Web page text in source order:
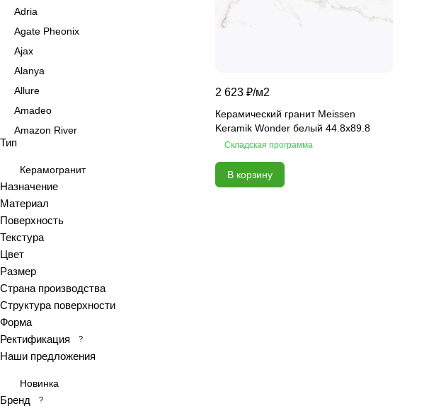
2 623 ₽/м2
Керамический гранит Meissen
Keramik Wonder белый 44.8x89.8
Складская программа
В корзину
Adria
Agate Pheonix
Ajax
Alanya
Allure
Amadeo
Amazon River
Amber Agate
American Calacatta
Andrea
Antiquewood
Aragon
Arena
Argentina
Armani marble
Art
Art Ceramic 60х120
Ascot
Тип
Керамогранит
Назначение
Материал
Поверхность
Текстура
Цвет
Размер
Страна производства
Структура поверхности
Форма
Ректификация
?
Наши предложения
Новинка
Бренд ?